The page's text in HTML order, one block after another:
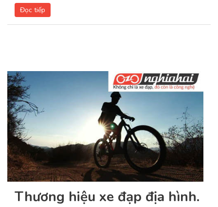
Đọc tiếp
Thương hiệu xe đạp địa hình.